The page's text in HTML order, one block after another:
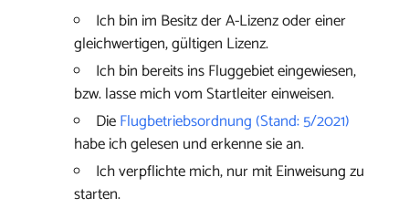
Ich bin im Besitz der A-Lizenz oder einer
gleichwertigen, gültigen Lizenz.
Ich bin bereits ins Fluggebiet eingewiesen,
bzw. lasse mich vom Startleiter einweisen.
DieFlugbetriebsordnung (Stand: 5/2021)
habe ich gelesen und erkenne sie an.
Ich verpflichte mich, nur mit Einweisung zu
starten.